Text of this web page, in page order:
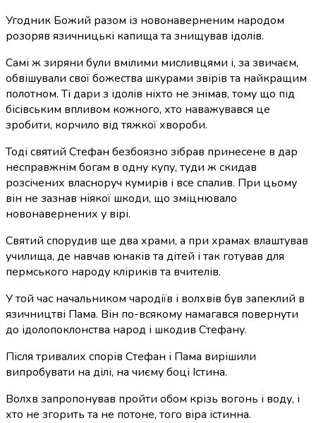
Угодник Божий разом із новонаверненим народом
розоряв язичницькі капища та знищував ідолів.
Самі ж зиряни були вмілими мисливцями і, за звичаєм,
обвішували свої божества шкурами звірів та найкращим
полотном. Ті дари з ідолів ніхто не знімав, тому що під
бісівським впливом кожного, хто наважувався це
зробити, корчило від тяжкої хвороби.
Тоді святий Стефан безбоязно зібрав принесене в дар
несправжнім богам в одну купу, туди ж скидав
розсічених власноруч кумирів і все спалив. При цьому
він не зазнав ніякої шкоди, що зміцнювало
новонавернених у вірі.
Святий спорудив ще два храми, а при храмах влаштував
училища, де навчав юнаків та дітей і так готував для
пермського народу кліриків та вчителів.
У той час начальником чародіїв і волхвів був запеклий в
язичництві Пама. Він по-всякому намагався повернути
до ідолопоклонства народ і шкодив Стефану.
Після тривалих спорів Стефан і Пама вирішили
випробувати на ділі, на чиєму боці Істина.
Волхв запропонував пройти обом крізь вогонь і воду, і
хто не згорить та не потоне, того віра істинна.